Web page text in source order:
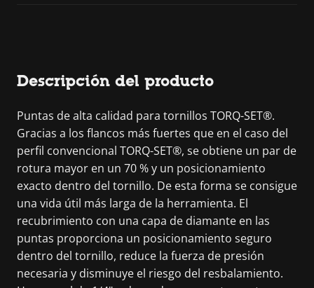
Descripción del producto
Puntas de alta calidad para tornillos TORQ-SET®.
Gracias a los flancos más fuertes que en el caso del
perfil convencional TORQ-SET®, se obtiene un par de
rotura mayor en un 70 % y un posicionamiento
exacto dentro del tornillo. De esta forma se consigue
una vida útil más larga de la herramienta. El
recubrimiento con una capa de diamante en las
puntas proporciona un posicionamiento seguro
dentro del tornillo, reduce la fuerza de presión
necesaria y disminuye el riesgo del resbalamiento.